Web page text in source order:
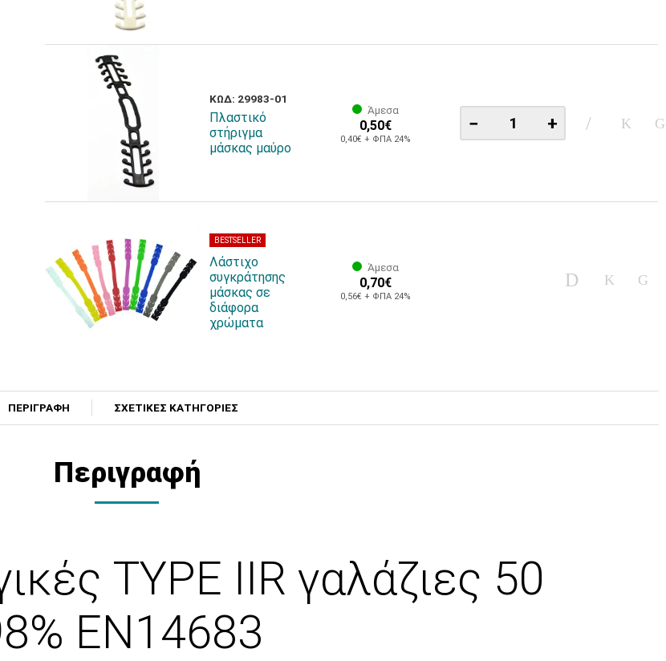
ΚΩΔ: 29983-01
Πλαστικό
στήριγμα
μάσκας μαύρο
Άμεσα
0,50€
0,40€ + ΦΠΑ 24%
− +
BESTSELLER
Λάστιχo
συγκράτησης
μάσκας σε
διάφορα
χρώματα
Άμεσα
0,70€
0,56€ + ΦΠΑ 24%
ΠΕΡΙΓΡΑΦΗ ΣΧΕΤΙΚΕΣ ΚΑΤΗΓΟΡΙΕΣ
Περιγραφή
TYPE IIR γαλάζιες 50
EN14683